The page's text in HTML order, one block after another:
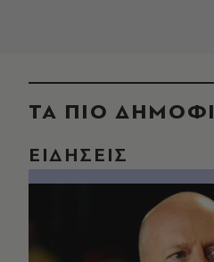
ΤΑ ΠΙΟ
ΕΙΔΗΣΕΙΣ